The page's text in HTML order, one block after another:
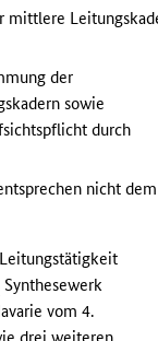
mittlere
der
sowie
durch
nicht dem
Synthesewerk
vom 4.